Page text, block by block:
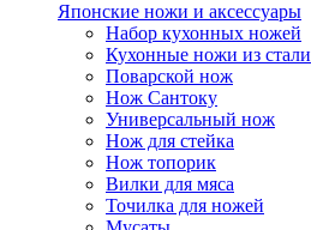
Японские ножи и аксессуары
Набор кухонных ножей
Кухонные ножи из стали
Поварской нож
Нож Сантоку
Универсальный нож
Нож для стейка
Нож топорик
Вилки для мяса
Точилка для ножей